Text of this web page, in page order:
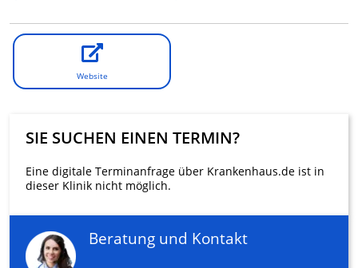
Website
SIE SUCHEN EINEN TERMIN?
Eine digitale Terminanfrage über Krankenhaus.de ist in
dieser Klinik nicht möglich.
Beratung und Kontakt